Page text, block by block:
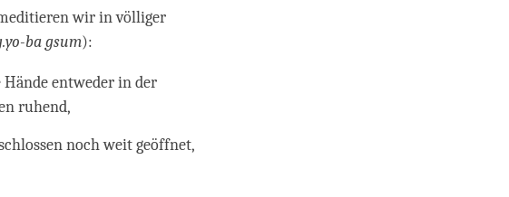
wir in völliger
ba gsum):
entweder in der
ruhend,
noch weit geöffnet,